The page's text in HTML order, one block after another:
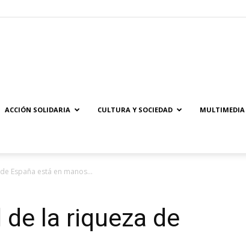
ACCIÓN SOLIDARIA CULTURA Y SOCIEDAD MULTIMEDIA
España está en manos...
la riqueza de